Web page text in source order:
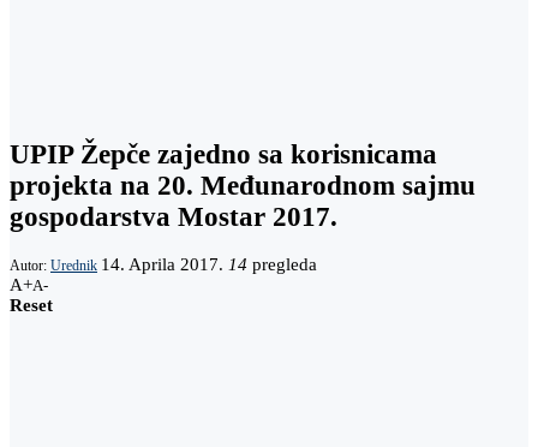
UPIP Žepče zajedno sa korisnicama
projekta na 20. Međunarodnom sajmu
gospodarstva Mostar 2017.
Autor: Urednik 14. Aprila 2017. 14 pregleda
A+A-
Reset